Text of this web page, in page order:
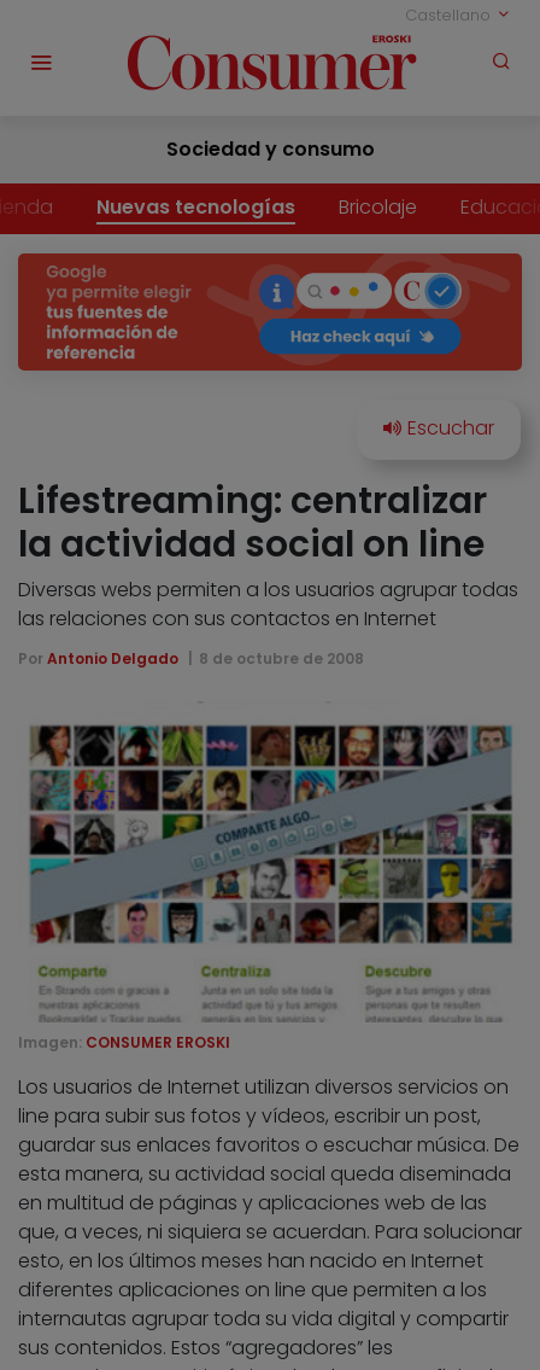
Castellano
Sociedad y consumo
Nuevas tecnologías Bricolaje
Lifestreaming: centralizar
la actividad social on line
Diversas webs permiten a los usuarios agrupar todas
las relaciones con sus contactos en Internet
Por Antonio Delgado 8 de octubre de 2008
Imagen: CONSUMER EROSKI
Los usuarios de Internet utilizan diversos servicios on
line para subir sus fotos y vídeos, escribir un post,
guardar sus enlaces favoritos o escuchar música. De
esta manera, su actividad social queda diseminada
en multitud de páginas y aplicaciones web de las
que, a veces, ni siquiera se acuerdan. Para solucionar
esto, en los últimos meses han nacido en Internet
diferentes aplicaciones on line que permiten a los
internautas agrupar toda su vida digital y compartir
sus contenidos. Estos “agregadores” les